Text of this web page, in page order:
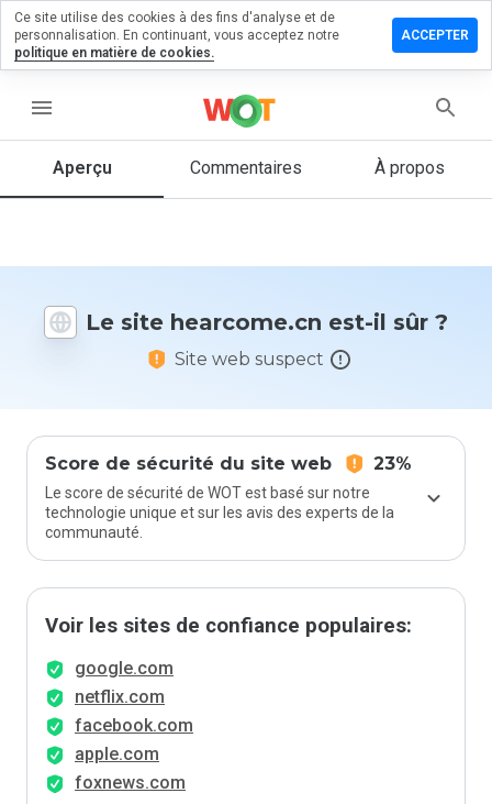
menu
Aperçu Commentaires À propos
Le site hearcome.cn est-il sûr ?
Site web suspect
Score de sécurité du site web 23%
Le score de sécurité de WOT est basé sur notre
technologie unique et sur les avis des experts de la
communauté.
Voir les sites de confiance populaires:
google.com
netflix.com
facebook.com
apple.com
foxnews.com
un
1 et 5
vous à ce
site ?
Ce site utilise des cookies à des fins d'analyse et de
personnalisation. En continuant, vous acceptez notre
politique en matière de cookies.
ACCEPTER